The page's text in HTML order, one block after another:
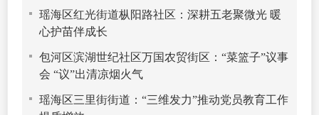
瑶海区红光街道枞阳路社区：深耕五老聚微光 暖
心护苗伴成长
包河区滨湖世纪社区万国农贸街区：“菜篮子”议事
会 “议”出清凉烟火气
瑶海区三里街街道：“三维发力”推动党员教育工作